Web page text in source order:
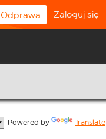
Odprawa Zaloguj się
Powered by Translate